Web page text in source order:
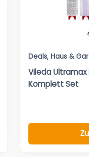
Deals, Haus &
Vileda
Komplett Set